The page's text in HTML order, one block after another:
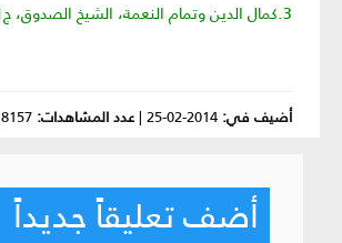
3.كمال الدين وتمام النعمة، الشيخ الصدوق، ج1، ص203.
أضيف في: 2014-02-25
|عدد المشاهدات: 8157
أضف تعليقاً جديداً